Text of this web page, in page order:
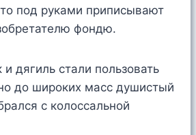
под руками приписывают
фондю.
дягиль стали пользовать
до широких масс душистый
с колоссальной